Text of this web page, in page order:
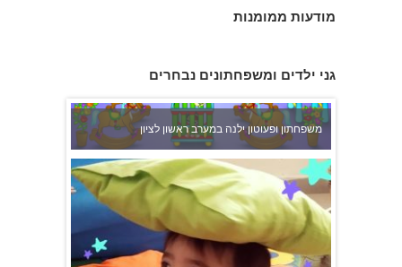
מודעות ממומנות
גני ילדים ומשפחתונים נבחרים
משפחתון ופעוטון ילנה במערב ראשון לציון